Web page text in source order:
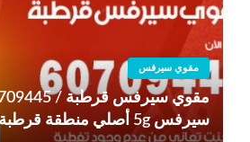
مقوي سيرفس
سيرفس 5g أصلي منطقة قرطبة